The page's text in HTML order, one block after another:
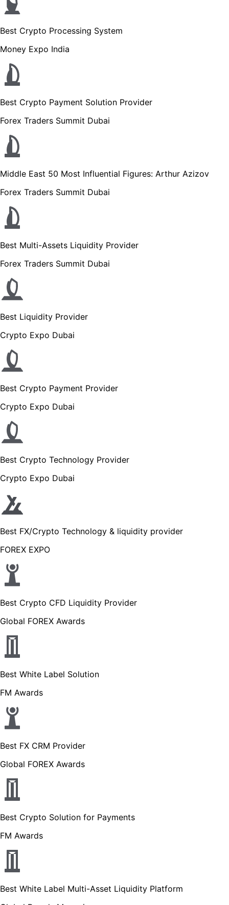
Best Crypto Processing System
Money Expo India
Best Crypto Payment Solution Provider
Forex Traders Summit Dubai
Middle East 50 Most Influential Figures: Arthur Azizov
Forex Traders Summit Dubai
Best Multi-Assets Liquidity Provider
Forex Traders Summit Dubai
Best Liquidity Provider
Crypto Expo Dubai
Best Crypto Payment Provider
Crypto Expo Dubai
Best Crypto Technology Provider
Crypto Expo Dubai
Best FX/Crypto Technology & liquidity provider
FOREX EXPO
Best Crypto CFD Liquidity Provider
Global FOREX Awards
Best White Label Solution
FM Awards
Best FX CRM Provider
Global FOREX Awards
Best Crypto Solution for Payments
FM Awards
Best White Label Multi-Asset Liquidity Platform